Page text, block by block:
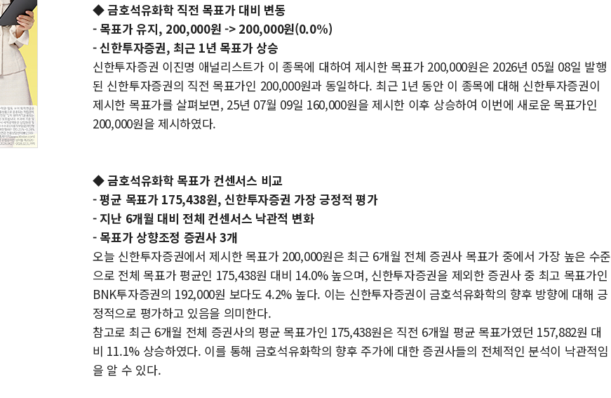
◆ 금호석유화학 직전 목표가 대비 변동
- 목표가 유지, 200,000원 -> 200,000원(0.0%)
- 신한투자증권, 최근 1년 목표가 상승
신한투자증권 이진명 애널리스트가 이 종목에 대하여 제시한 목표가 200,000원은 2026년 05월 08일 발행
된 신한투자증권의 직전 목표가인 200,000원과 동일하다. 최근 1년 동안 이 종목에 대해 신한투자증권이
제시한 목표가를 살펴보면, 25년 07월 09일 160,000원을 제시한 이후 상승하여 이번에 새로운 목표가인
200,000원을 제시하였다.
◆ 금호석유화학 목표가 컨센서스 비교
- 평균 목표가 175,438원, 신한투자증권 가장 긍정적 평가
- 지난 6개월 대비 전체 컨센서스 낙관적 변화
- 목표가 상향조정 증권사 3개
오늘 신한투자증권에서 제시한 목표가 200,000원은 최근 6개월 전체 증권사 목표가 중에서 가장 높은 수준
으로 전체 목표가 평균인 175,438원 대비 14.0% 높으며, 신한투자증권을 제외한 증권사 중 최고 목표가인
BNK투자증권의 192,000원 보다도 4.2% 높다. 이는 신한투자증권이 금호석유화학의 향후 방향에 대해 긍
정적으로 평가하고 있음을 의미한다.
참고로 최근 6개월 전체 증권사의 평균 목표가인 175,438원은 직전 6개월 평균 목표가였던 157,882원 대
비 11.1% 상승하였다. 이를 통해 금호석유화학의 향후 주가에 대한 증권사들의 전체적인 분석이 낙관적임
을 알 수 있다.